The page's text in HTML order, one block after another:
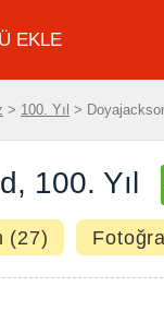
EKLE
> 100. Yıl >
100. Yıl
(27)